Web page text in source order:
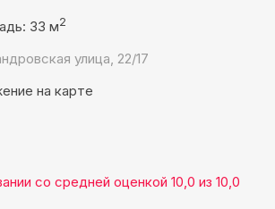
33 м2
улица, 22/17
на карте
со средней оценкой 10,0 из 10,0